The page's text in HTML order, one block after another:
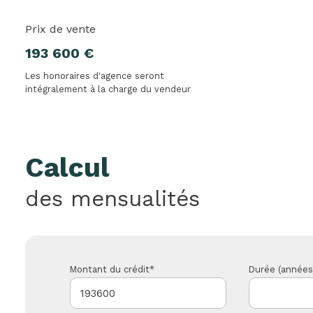
Prix de vente
193 600 €
Les honoraires d'agence seront
intégralement à la charge du vendeur
Calcul
des mensualités
Montant du crédit* Durée